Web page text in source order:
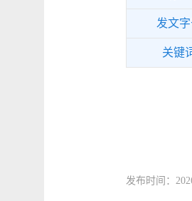
发文
关键
发布时间：